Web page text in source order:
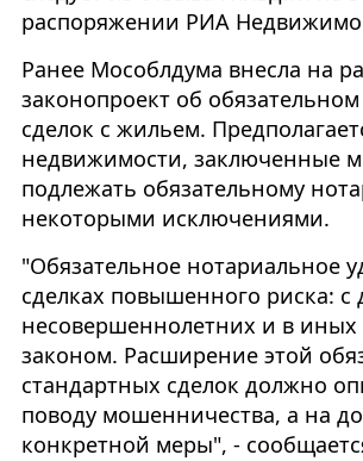
распоряжении РИА
Ранее Мособлдума внесла на
законопроект об
сделок с жильем​​​.
недвижимости, заключенные
подлежать обязательному
некоторыми исключениями.
"Обязательное нотариальное
сделках повышенного риска:
несовершеннолетних и в иных
законом. Расширение этой
стандартных сделок должно
поводу мошенничества, а на
конкретной меры", -